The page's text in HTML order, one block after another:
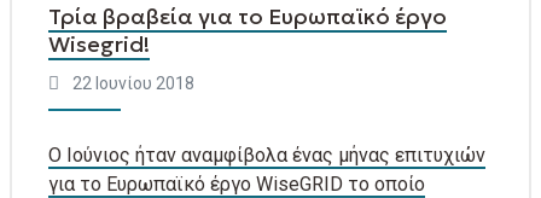
Τρία βραβεία για το Ευρωπαϊκό έργο
Wisegrid!
22 Ιουνίου 2018
Ο Ιούνιος ήταν αναμφίβολα ένας μήνας επιτυχιών
για το Ευρωπαϊκό έργο WiseGRID το οποίο